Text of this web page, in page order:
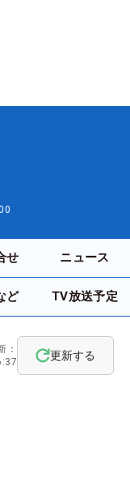
せ ニュース
ど TV放送予定
：
更新する